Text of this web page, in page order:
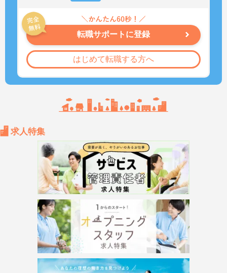
転職サポートに登録
はじめて転職する方へ
求人特集